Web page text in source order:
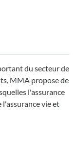
du secteur de
MMA propose de
l'assurance
vie et